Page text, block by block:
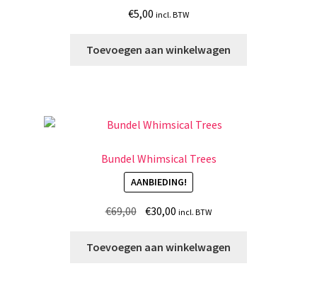
€5,00 incl. BTW
Toevoegen aan winkelwagen
Bundel Whimsical Trees
AANBIEDING!
€69,00 Oorspronkelijke
was:
€30,00 Huidige
is:
incl. BTW
Toevoegen aan winkelwagen